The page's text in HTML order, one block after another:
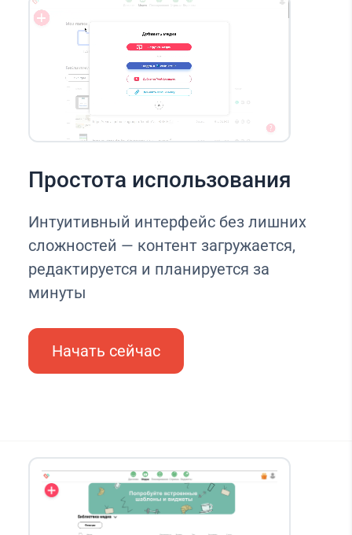
Простота использования
Интуитивный интерфейс без лишних
сложностей — контент загружается,
редактируется и планируется за
минуты
Начать сейчас